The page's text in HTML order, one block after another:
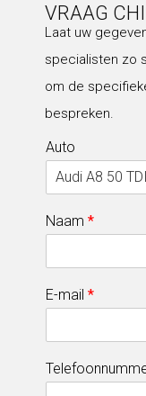
VRAAG
Laat uw
specialisten zo
om de
bespreken.
Auto
Naam *
E-mail *